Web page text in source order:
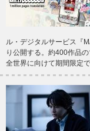
ル・デジタルサービス『
り公開する。約400作品
全世界に向けて期間限定